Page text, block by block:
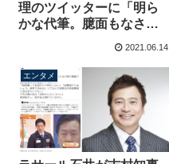
理のツイッターに「明ら
かな代筆。臆面もなさす
なる」→事務所運営アカ
ウントでした
2021.06.14
エンタメ